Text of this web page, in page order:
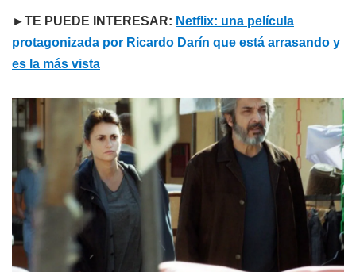
►TE PUEDE INTERESAR: Netflix: una película
protagonizada por Ricardo Darín que está arrasando y
es la más vista